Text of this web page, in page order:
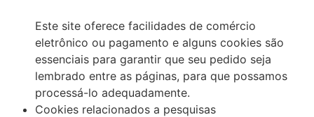
Este site oferece facilidades de comércio
eletrônico ou pagamento e alguns cookies são
essenciais para garantir que seu pedido seja
lembrado entre as páginas, para que possamos
processá-lo adequadamente.
Cookies relacionados a pesquisas